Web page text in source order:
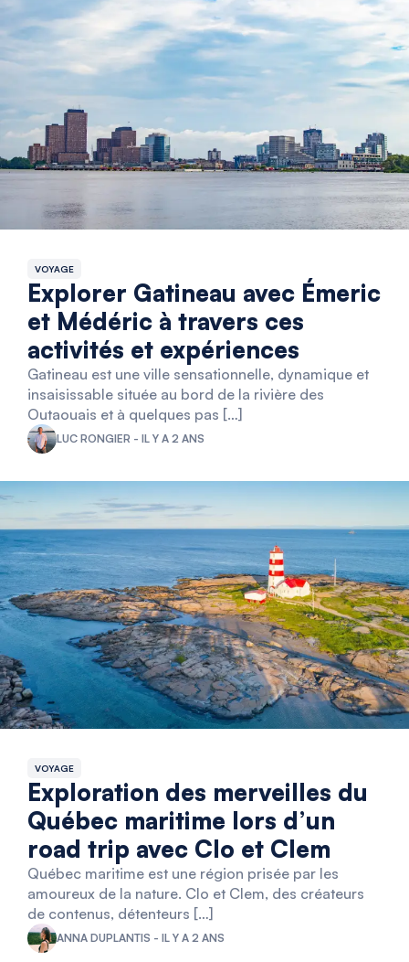
VOYAGE
Explorer Gatineau avec Émeric
et Médéric à travers ces
activités et expériences
Gatineau est une ville sensationnelle, dynamique et
insaisissable située au bord de la rivière des
Outaouais et à quelques pas […]
LUC RONGIER - IL Y A 2 ANS
VOYAGE
Exploration des merveilles du
Québec maritime lors d’un
road trip avec Clo et Clem
Québec maritime est une région prisée par les
amoureux de la nature. Clo et Clem, des créateurs
de contenus, détenteurs […]
ANNA DUPLANTIS - IL Y A 2 ANS